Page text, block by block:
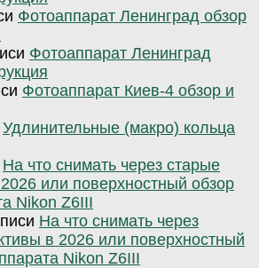
Фотоаппарат Ленинград обзор
Фотоаппарат Ленинград
Фотоаппарат Киев-4 обзор и
Удлинительные (макро) кольца
На что снимать через старые
или поверхностный обзор
Nikon Z6III
На что снимать через
в 2026 или поверхностный
Nikon Z6III